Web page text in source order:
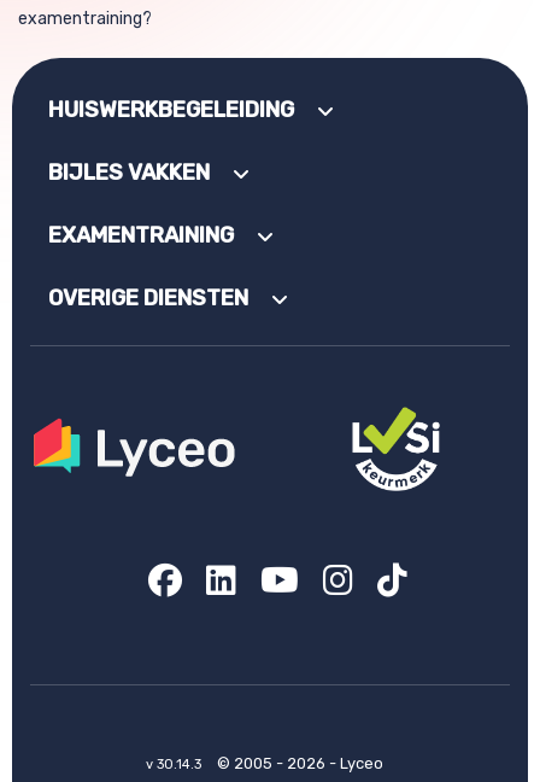
examentraining?
HUISWERKBEGELEIDING
BIJLES VAKKEN
EXAMENTRAINING
OVERIGE DIENSTEN
Facebook
LinkedIn
YouTube
Instagram
TikTok
v 30.14.3 © 2005 - 2026 - Lyceo